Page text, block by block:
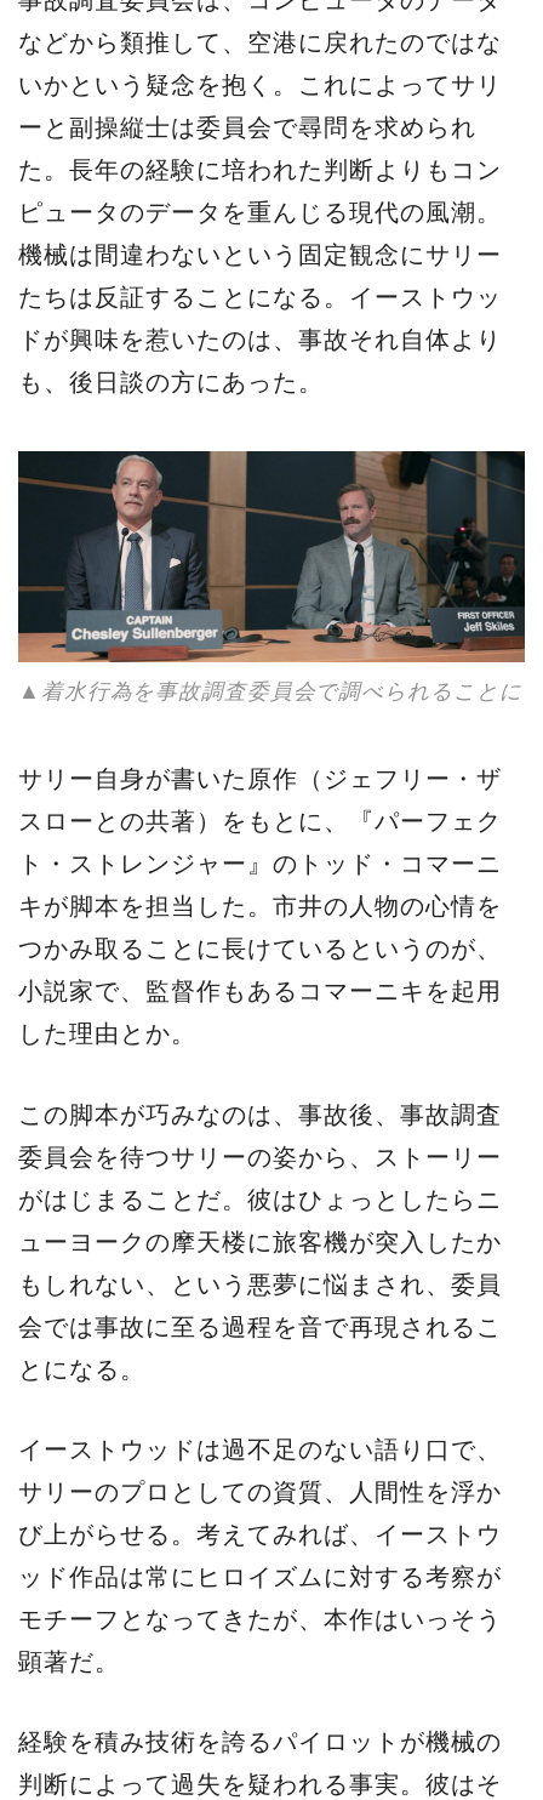
などから類推して、空港に戻れたのではな
いかという疑念を抱く。これによってサリ
ーと副操縦士は委員会で尋問を求められ
た。長年の経験に培われた判断よりもコン
ピュータのデータを重んじる現代の風潮。
機械は間違わないという固定観念にサリー
たちは反証することになる。イーストウッ
ドが興味を惹いたのは、事故それ自体より
も、後日談の方にあった。
▲着水行為を事故調査委員会で調べられることに
サリー自身が書いた原作（ジェフリー・ザ
スローとの共著）をもとに、『パーフェク
ト・ストレンジャー』のトッド・コマーニ
キが脚本を担当した。市井の人物の心情を
つかみ取ることに長けているというのが、
小説家で、監督作もあるコマーニキを起用
した理由とか。
この脚本が巧みなのは、事故後、事故調査
委員会を待つサリーの姿から、ストーリー
がはじまることだ。彼はひょっとしたらニ
ューヨークの摩天楼に旅客機が突入したか
もしれない、という悪夢に悩まされ、委員
会では事故に至る過程を音で再現されるこ
とになる。
イーストウッドは過不足のない語り口で、
サリーのプロとしての資質、人間性を浮か
び上がらせる。考えてみれば、イーストウ
ッド作品は常にヒロイズムに対する考察が
モチーフとなってきたが、本作はいっそう
顕著だ。
経験を積み技術を誇るパイロットが機械の
判断によって過失を疑われる事実。彼はそ